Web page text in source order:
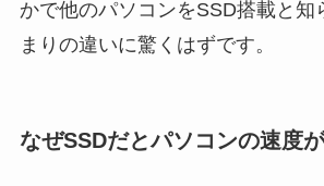
かで他のパソコンをSSD搭載と知
まりの違いに驚くはずです。
なぜSSDだとパソコンの速度